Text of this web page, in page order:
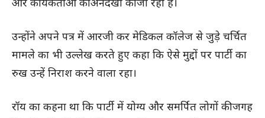
और कार्यकर्ताओं की अनदेखी की जा रही है।
उन्होंने अपने पत्र में आरजी कर मेडिकल कॉलेज से जुड़े चर्चित
मामले का भी उल्लेख करते हुए कहा कि ऐसे मुद्दों पर पार्टी का
रुख उन्हें निराश करने वाला रहा।
रॉय का कहना था कि पार्टी में योग्य और समर्पित लोगों की जगह